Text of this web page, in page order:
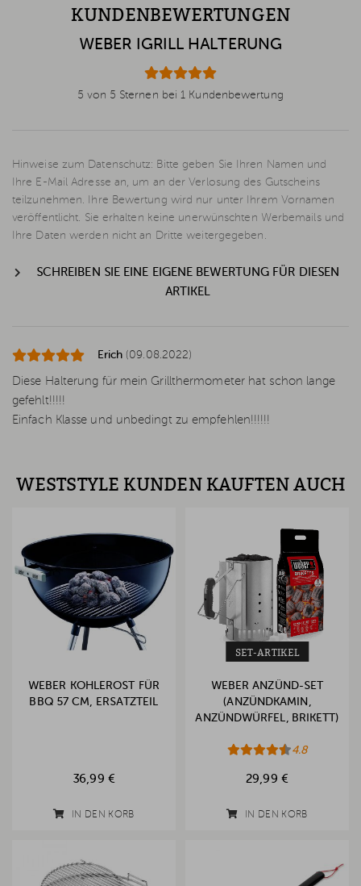
KUNDENBEWERTUNGEN
WEBER IGRILL HALTERUNG
5 von 5 Sternen bei 1 Kundenbewertung
Hinweise zum Datenschutz: Bitte geben Sie Ihren Namen und
Ihre E-Mail Adresse an, um an der Verlosung des Gutscheins
teilzunehmen. Ihre Bewertung wird nur unter Ihrem Vornamen
veröffentlicht. Sie erhalten keine unerwünschten Werbemails und
Ihre Daten werden nicht an Dritte weitergegeben.
SCHREIBEN SIE EINE EIGENE BEWERTUNG FÜR DIESEN
ARTIKEL
Erich (09.08.2022)
Diese Halterung für mein Grillthermometer hat schon lange
gefehlt!!!!!
Einfach Klasse und unbedingt zu empfehlen!!!!!!
WESTSTYLE KUNDEN KAUFTEN AUCH
WEBER KOHLEROST FÜR
BBQ 57 CM, ERSATZTEIL
36,99 €
IN DEN KORB
SET-ARTIKEL
WEBER ANZÜND-SET
(ANZÜNDKAMIN,
ANZÜNDWÜRFEL, BRIKETT)
4.8
29,99 €
IN DEN KORB